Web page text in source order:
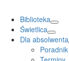
Biblioteka
Świetlica
Dla absolwenta